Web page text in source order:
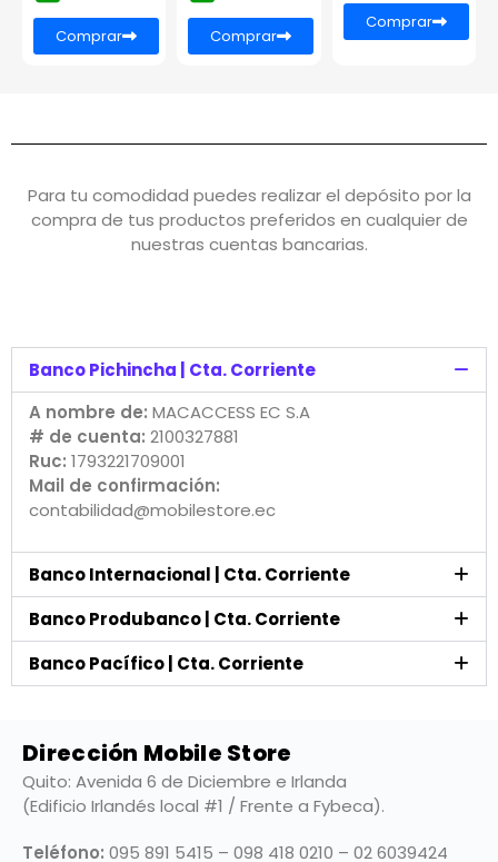
Comprar Comprar
Comprar
Para tu comodidad puedes realizar el depósito por la
compra de tus productos preferidos en cualquier de
nuestras cuentas bancarias.
Banco Pichincha | Cta. Corriente
A nombre de: MACACCESS EC S.A
# de cuenta: 2100327881
Ruc: 1793221709001
Mail de confirmación:
contabilidad@mobilestore.ec
Banco Internacional | Cta. Corriente
Banco Produbanco | Cta. Corriente
Banco Pacífico | Cta. Corriente
Dirección Mobile Store
Quito: Avenida 6 de Diciembre e Irlanda
(Edificio Irlandés local #1 / Frente a Fybeca).
Teléfono: 095 891 5415 – 098 418 0210 – 02 6039424